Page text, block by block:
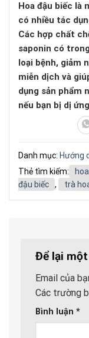
Hoa đậu biếc là
có nhiều tác
Các hợp chất
saponin có
loại bệnh, giảm
miễn dịch và
dụng sản phẩm
nếu bạn bị dị
Danh mục: Hướng
Thẻ tìm kiếm:
đậu biếc
, trà
Để lại
Email của
Các trường
Bình luận *